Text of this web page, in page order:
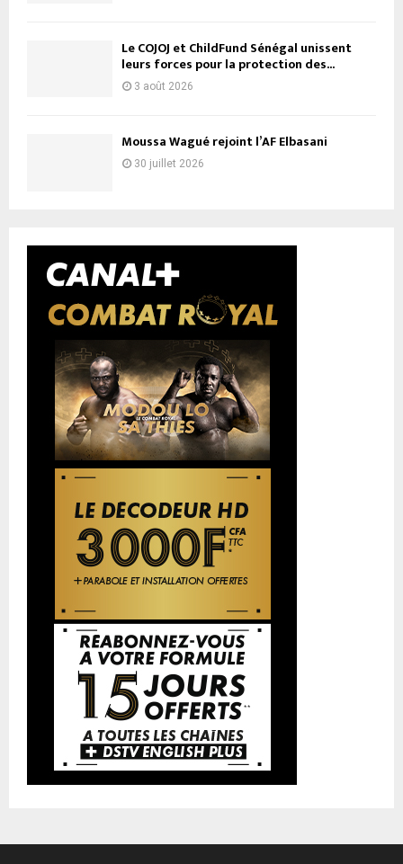
Le COJOJ et ChildFund Sénégal unissent
leurs forces pour la protection des...
3 août 2026
Moussa Wagué rejoint l’AF Elbasani
30 juillet 2026